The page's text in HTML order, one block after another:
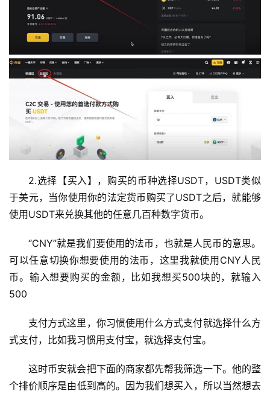
2.选择【买入】，购买的币种选择USDT，USDT类似
于美元，当你使用你的法定货币购买了USDT之后，就能够
使用USDT来兑换其他的任意几百种数字货币。
“CNY”就是我们要使用的法币，也就是人民币的意思。
可以任意切换你想要使用的法币，这里我就使用CNY人民
币。输入想要购买的金额，比如我想买500块的，就输入
500
支付方式这里，你习惯使用什么方式支付就选择什么方
式支付，比如我习惯用支付宝，就选择支付宝。
这时币安就会把下面的商家都先帮我筛选一下。他的整
个排价顺序是由低到高的。因为我们想买入，所以当然想去